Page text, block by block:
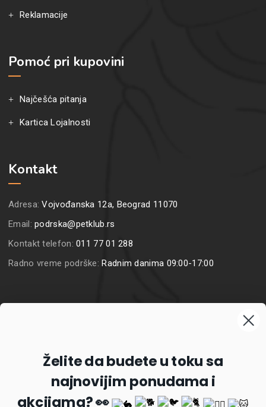
Reklamacije
Pomoć pri kupovini
Najčešća pitanja
Kartica Lojalnosti
Kontakt
Adresa:Vojvođanska 12a, Beograd 11070
Email:podrska@petklub.rs
Kontakt telefon:011 77 01 288
Radno vreme podrške:Radnim danima 09:00-17:00
Prijavi se
Želite da budete u toku sa
najnovijim ponudama i
akcijama? 👀